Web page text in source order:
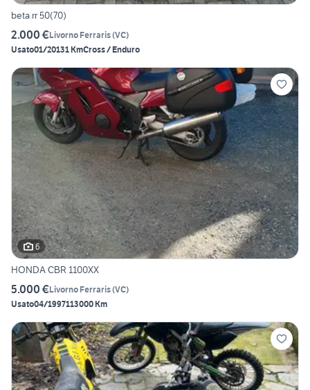
beta rr 50(70)
2.000 €Livorno Ferraris(VC)
Usato01/20131 KmCross / Enduro
6
HONDA CBR 1100XX
5.000 €Livorno Ferraris(VC)
Usato04/1997113000 Km